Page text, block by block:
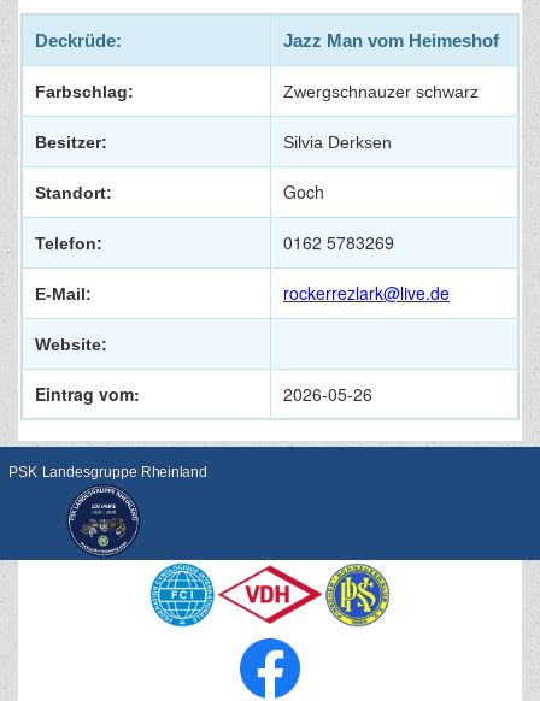
Deckrüde: Jazz Man vom Heimeshof
Farbschlag: Zwergschnauzer schwarz
Besitzer: Silvia Derksen
Standort: Goch
Telefon: 0162 5783269
E-Mail: rockerrezlark@live.de
Website:
Eintrag vom: 2026-05-26
PSK Landesgruppe Rheinland